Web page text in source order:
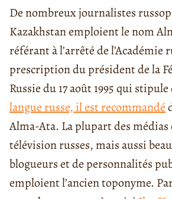
De nombreux journalistes
Kazakhstan emploient le nom
référant à l’arrêté de l’Académie
prescription du président de la
Russie du 17 août 1995 qui
langue russe, il est recommandé
Alma-Ata. La plupart des médias
télévision russes, mais aussi
blogueurs et de personnalités
emploient l’ancien toponyme.